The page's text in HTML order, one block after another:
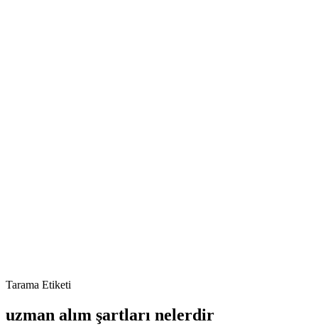
Tarama Etiketi
uzman alım şartları nelerdir